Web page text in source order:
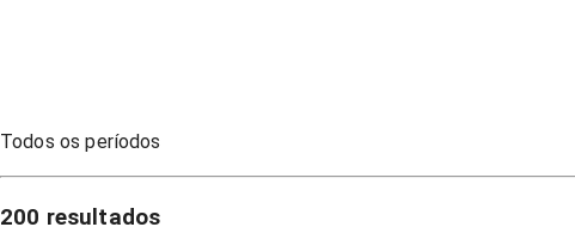
Todos os períodos
200 resultados